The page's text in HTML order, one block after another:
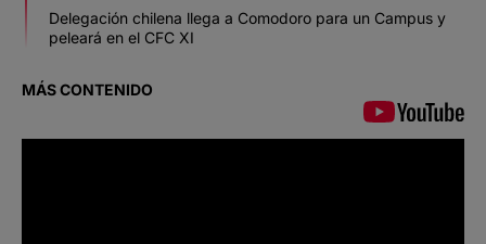
Delegación chilena llega a Comodoro para un Campus y
peleará en el CFC XI
MÁS CONTENIDO